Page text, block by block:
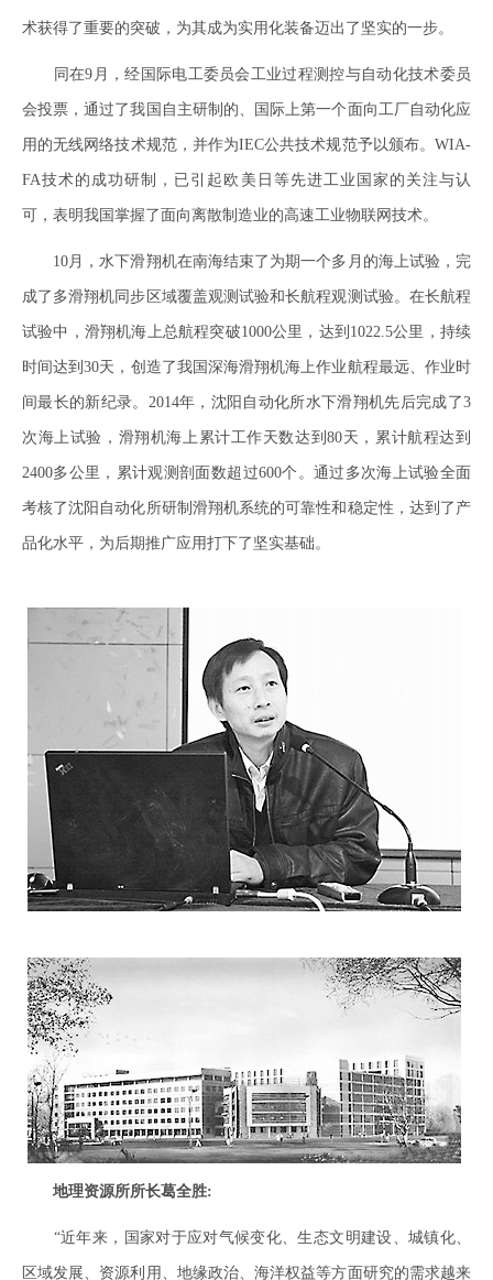
术获得了重要的突破，为其成为实用化装备迈出了坚实的一步。
同在9月，经国际电工委员会工业过程测控与自动化技术委员
会投票，通过了我国自主研制的、国际上第一个面向工厂自动化应
用的无线网络技术规范，并作为IEC公共技术规范予以颁布。WIA-
FA技术的成功研制，已引起欧美日等先进工业国家的关注与认
可，表明我国掌握了面向离散制造业的高速工业物联网技术。
10月，水下滑翔机在南海结束了为期一个多月的海上试验，完
成了多滑翔机同步区域覆盖观测试验和长航程观测试验。在长航程
试验中，滑翔机海上总航程突破1000公里，达到1022.5公里，持续
时间达到30天，创造了我国深海滑翔机海上作业航程最远、作业时
间最长的新纪录。2014年，沈阳自动化所水下滑翔机先后完成了3
次海上试验，滑翔机海上累计工作天数达到80天，累计航程达到
2400多公里，累计观测剖面数超过600个。通过多次海上试验全面
考核了沈阳自动化所研制滑翔机系统的可靠性和稳定性，达到了产
品化水平，为后期推广应用打下了坚实基础。
地理资源所所长葛全胜:
“近年来，国家对于应对气候变化、生态文明建设、城镇化、
区域发展、资源利用、地缘政治、海洋权益等方面研究的需求越来